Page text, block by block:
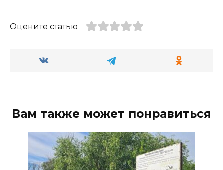
Оцените статью
Вам также может понравиться